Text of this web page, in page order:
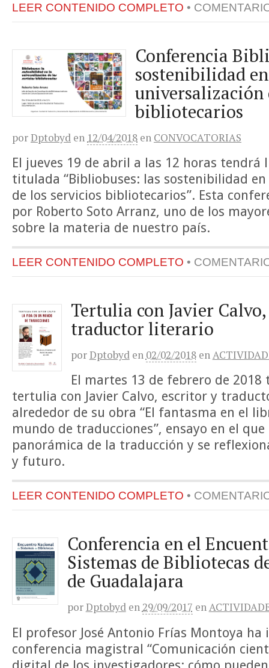
LEER CONTENIDO COMPLETO •
Conferencia
sostenibilidad
universalización
bibliotecarios
porDptobyd en 12/04/2018 en CONVOCATORIAS
El jueves 19 de abril a las 12 horas tendrá
titulada “Bibliobuses: las sostenibilidad
de los servicios bibliotecarios”. Esta
por Roberto Soto Arranz, uno de los
sobre la materia de nuestro país.
LEER CONTENIDO COMPLETO •
Tertulia con Javier
traductor literario
porDptobyd en 02/02/2018 en
El martes 13 de febrero de
tertulia con Javier Calvo, escritor y
alrededor de su obra “El fantasma en el
mundo de traducciones”, ensayo en el
panorámica de la traducción y se
y futuro.
LEER CONTENIDO COMPLETO •
Conferencia en el
Sistemas de Bibliotecas
de Guadalajara
porDptobyd en 29/09/2017 en
El profesor José Antonio Frías Montoya
conferencia magistral “Comunicación